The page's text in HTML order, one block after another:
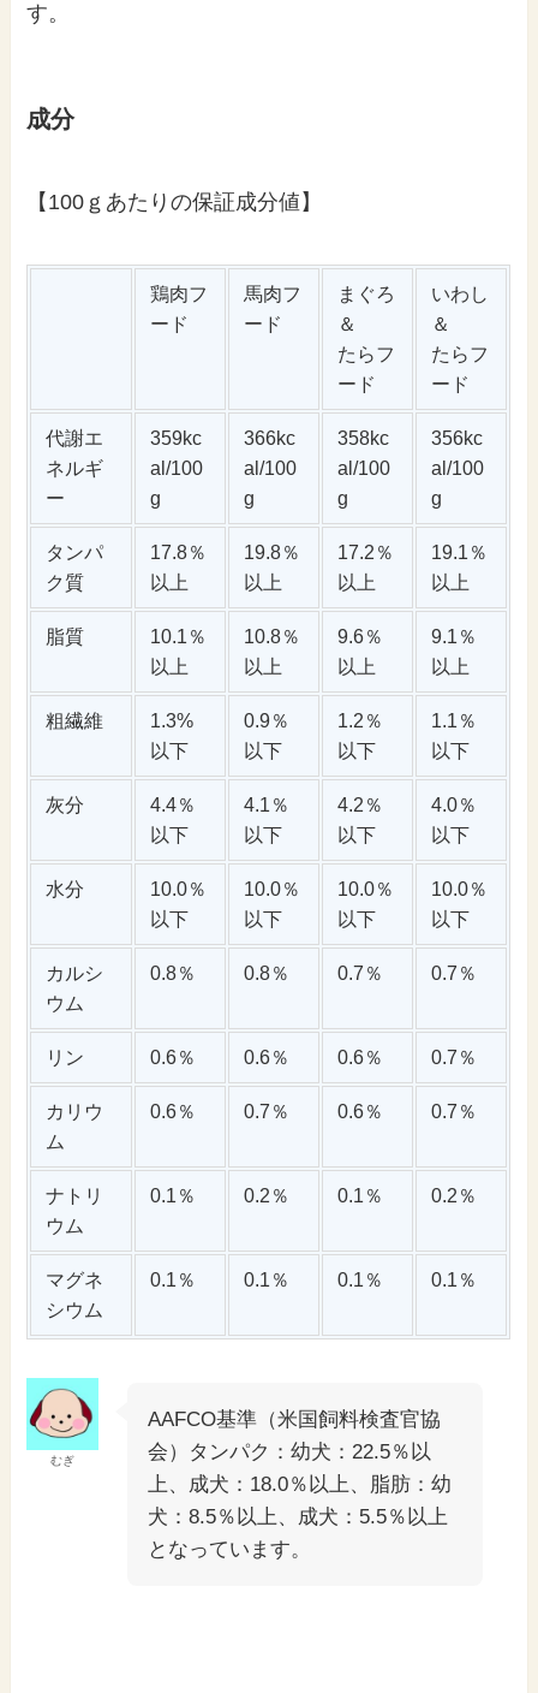
す。
成分
【100ｇあたりの保証成分値】
鶏肉フ
ード
馬肉フ
ード
まぐろ
＆
たらフ
ード
いわし
＆
たらフ
ード
代謝エ
ネルギ
ー
359kc
al/100
g
366kc
al/100
g
358kc
al/100
g
356kc
al/100
g
タンパ
ク質
17.8％
以上
19.8％
以上
17.2％
以上
19.1％
以上
脂質
10.1％
以上
10.8％
以上
9.6％
以上
9.1％
以上
粗繊維
1.3%
以下
0.9％
以下
1.2％
以下
1.1％
以下
灰分
4.4％
以下
4.1％
以下
4.2％
以下
4.0％
以下
水分
10.0％
以下
10.0％
以下
10.0％
以下
10.0％
以下
カルシ
ウム
0.8％ 0.8％ 0.7％ 0.7％
リン 0.6％ 0.6％ 0.6％ 0.7％
カリウ
ム
0.6％ 0.7％ 0.6％ 0.7％
ナトリ
ウム
0.1％ 0.2％ 0.1％ 0.2％
マグネ
シウム
0.1％ 0.1％ 0.1％ 0.1％
むぎ
AAFCO基準（米国飼料検査官協
会）タンパク：幼犬：22.5％以
上、成犬：18.0％以上、脂肪：幼
犬：8.5％以上、成犬：5.5％以上
となっています。